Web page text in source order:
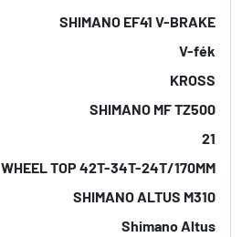
SHIMANO EF41 V-BRAKE
V-fék
KROSS
SHIMANO MF TZ500
21
WHEEL TOP 42T-34T-24T/170MM
SHIMANO ALTUS M310
Shimano Altus